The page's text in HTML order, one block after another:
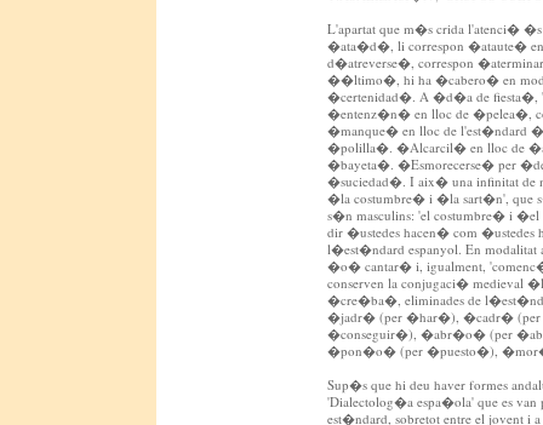
L'apartat que m�s crida l'atenci�
�ata�d�, li correspon �ataute� en
d�atreverse�, correspon
��ltimo�, hi ha �cabero� en
�certenidad�. A �d�a de fiesta�,
�entenz�n� en lloc de �pelea�,
�manque� en lloc de l'est�ndard
�polilla�. �Alcarcil� en lloc de
�bayeta�. �Esmorecerse� per
�suciedad�. I aix� una infinitat de
�la costumbre� i �la sart�n', que
s�n masculins: 'el costumbre� i
dir �ustedes hacen� com �ustedes
l�est�ndard espanyol. En
�o� cantar� i, igualment,
conserven la conjugaci�
�cre�ba�, eliminades de
�jadr� (per �har�), �cadr�
�conseguir�), �abr�o� (per
�pon�o� (per �puesto�),
Sup�s que hi deu haver formes
'Dialectolog�a espa�ola' que es
est�ndard, sobretot entre el jovent i